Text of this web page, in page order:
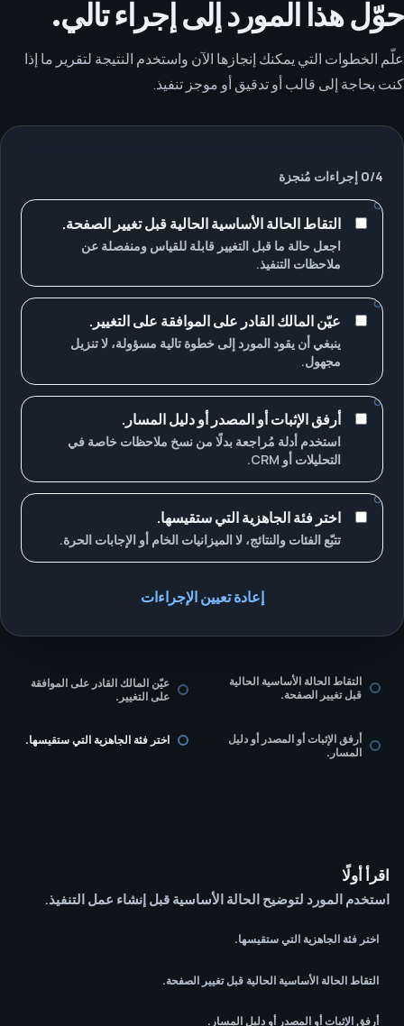
حوّل هذا المورد إلى إجراء تالي.
علّم الخطوات التي يمكنك إنجازها الآن واستخدم النتيجة لتقرير ما إذا
كنت بحاجة إلى قالب أو تدقيق أو موجز تنفيذ.
0/4 إجراءات مُنجزة
التقاط الحالة الأساسية الحالية قبل تغيير الصفحة.
اجعل حالة ما قبل التغيير قابلة للقياس ومنفصلة عن
ملاحظات التنفيذ.
عيّن المالك القادر على الموافقة على التغيير.
ينبغي أن يقود المورد إلى خطوة تالية مسؤولة، لا تنزيل
مجهول.
أرفق الإثبات أو المصدر أو دليل المسار.
استخدم أدلة مُراجعة بدلًا من نسخ ملاحظات خاصة في
التحليلات أو CRM.
اختر فئة الجاهزية التي ستقيسها.
تتبّع الفئات والنتائج، لا الميزانيات الخام أو الإجابات الحرة.
إعادة تعيين الإجراءات
التقاط الحالة الأساسية الحالية
قبل تغيير الصفحة.
عيّن المالك القادر على الموافقة
على التغيير.
أرفق الإثبات أو المصدر أو دليل
المسار.
اختر فئة الجاهزية التي ستقيسها.
اقرأ أولًا
استخدم المورد لتوضيح الحالة الأساسية قبل إنشاء عمل التنفيذ.
اختر فئة الجاهزية التي ستقيسها.
التقاط الحالة الأساسية الحالية قبل تغيير الصفحة.
أرفق الإثبات أو المصدر أو دليل المسار.